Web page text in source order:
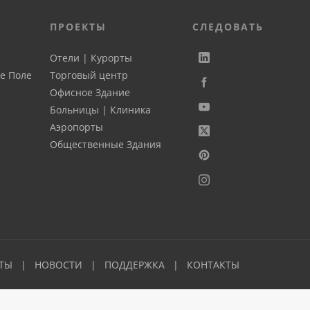
Поле
ПРОЕКТЫ
Отели | Курорты
Торговый центр
Офисное Здание
Больницы | Клиника
Аэропорты
Общественные Здания
СЛЕДОВАТЬ
НОВОСТИ ПОДДЕРЖКА КОНТАКТЫ